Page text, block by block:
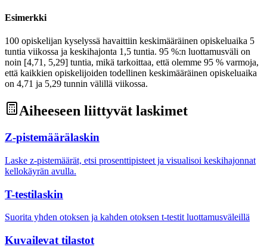
Esimerkki
100 opiskelijan kyselyssä havaittiin keskimääräinen opiskeluaika 5
tuntia viikossa ja keskihajonta 1,5 tuntia. 95 %:n luottamusväli on
noin [4,71, 5,29] tuntia, mikä tarkoittaa, että olemme 95 % varmoja,
että kaikkien opiskelijoiden todellinen keskimääräinen opiskeluaika
on 4,71 ja 5,29 tunnin välillä viikossa.
Aiheeseen liittyvät laskimet
Z-pistemäärälaskin
Laske z-pistemäärät, etsi prosenttipisteet ja visualisoi keskihajonnat
kellokäyrän avulla.
T-testilaskin
Suorita yhden otoksen ja kahden otoksen t-testit luottamusväleillä
Kuvailevat tilastot